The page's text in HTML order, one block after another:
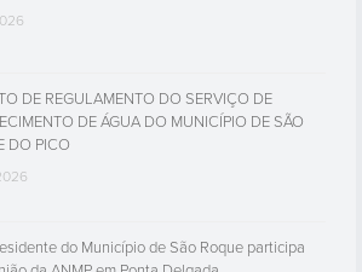
DE REGULAMENTO DO SERVIÇO DE
DE ÁGUA DO MUNICÍPIO DE SÃO
DO PICO
do Município de São Roque participa